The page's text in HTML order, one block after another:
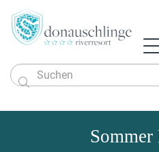
Zimmer & Angebote
Sportlich & Aktiv
